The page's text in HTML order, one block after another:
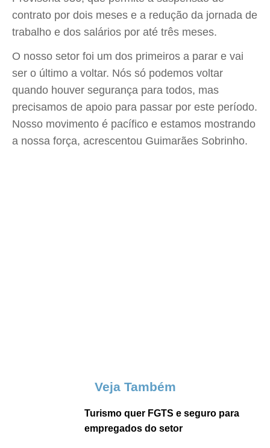
contrato por dois meses e a redução da jornada de
trabalho e dos salários por até três meses.
O nosso setor foi um dos primeiros a parar e vai
ser o último a voltar. Nós só podemos voltar
quando houver segurança para todos, mas
precisamos de apoio para passar por este período.
Nosso movimento é pacífico e estamos mostrando
a nossa força, acrescentou Guimarães Sobrinho.
Veja Também
Turismo quer FGTS e seguro para
empregados do setor